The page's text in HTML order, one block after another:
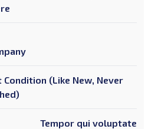
Condition (Like New, Never
Tempor qui voluptate